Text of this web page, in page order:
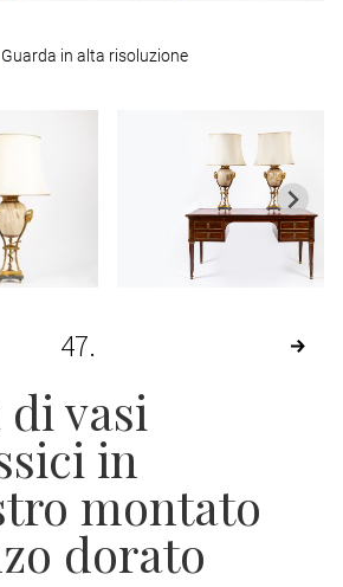
Guarda in alta risoluzione
47
vasi
in
montato
dorato